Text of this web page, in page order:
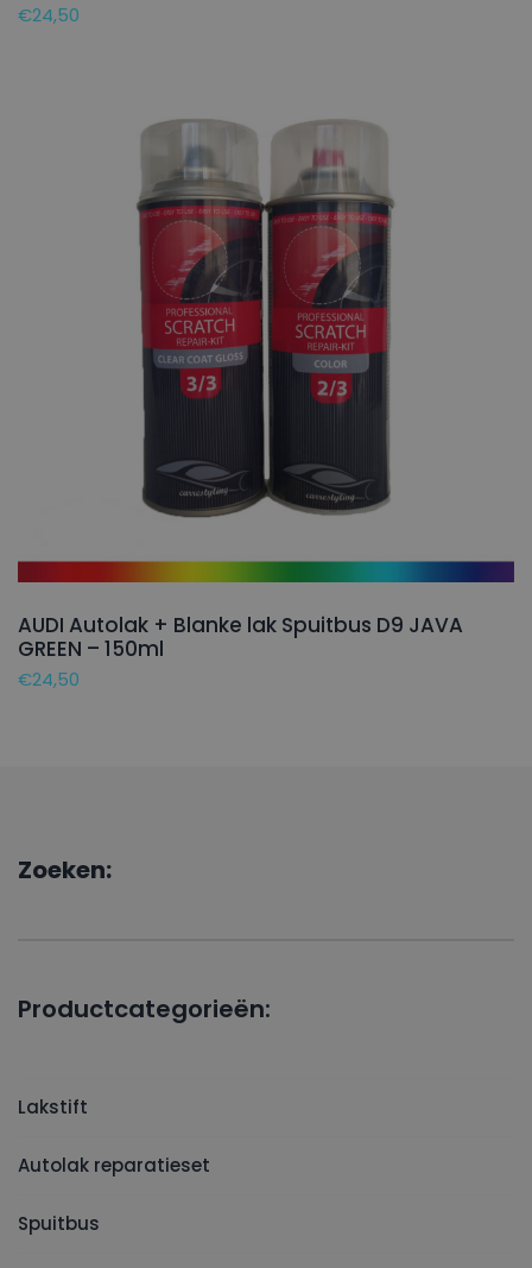
€24,50
AUDI Autolak + Blanke lak Spuitbus D9 JAVA
GREEN – 150ml
€24,50
Zoeken:
Productcategorieën:
Lakstift
Autolak reparatieset
Spuitbus